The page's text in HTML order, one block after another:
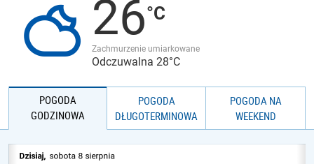
26
Zachmurzenie umiarkowane
Odczuwalna 28°C
POGODA
GODZINOWA
POGODA
DŁUGOTERMINOWA
POGODA NA
WEEKEND